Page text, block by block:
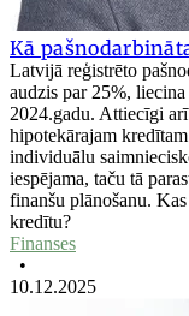
Kā
Latvijā reģistrēto
audzis par 25%,
2024.gadu. Attiecīgi
hipotekārajam
individuālu
iespējama, taču tā
finanšu plānošanu.
kredītu?
Finanses
•
10.12.2025